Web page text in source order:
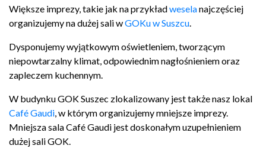
Więk­sze imprezy, takie jak na przykładweselanajczęś­ciej
orga­nizu­jemy na dużej sali wGOKu w Suszcu.
Dys­ponu­jemy wyjątkowym oświ­etle­niem, tworzą­cym
niepow­tarzalny kli­mat, odpowied­nim nagłośnie­niem oraz
zapleczem kuchennym.
W budynkuGOKSuszec zlokali­zowany jest także nasz lokal
Café Gaudi, w którym orga­nizu­jemy mniejsze imprezy.
Mniejsza sala Café Gaudi jest doskon­ałym uzu­pełnie­niem
dużej saliGOK.